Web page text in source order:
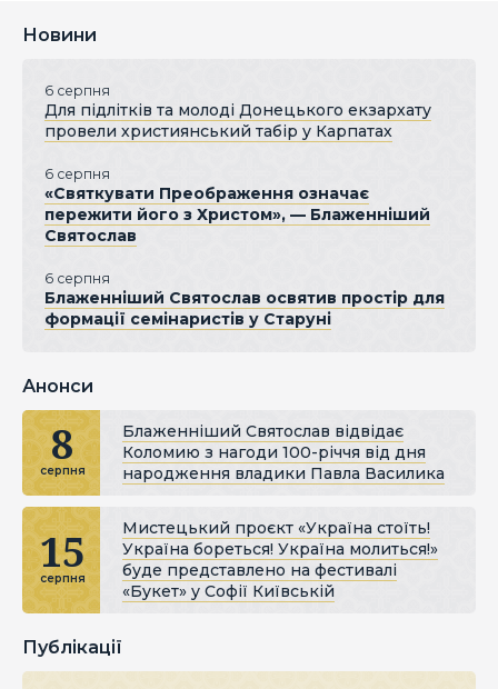
Новини
6 серпня
Для підлітків та молоді Донецького екзархату
провели християнський табір у Карпатах
6 серпня
«Святкувати Преображення означає
пережити його з Христом», — Блаженніший
Святослав
6 серпня
Блаженніший Святослав освятив простір для
формації семінаристів у Старуні
Анонси
8
серпня
Блаженніший Святослав відвідає
Коломию з нагоди 100-річчя від дня
народження владики Павла Василика
15
серпня
Мистецький проєкт «Україна стоїть!
Україна бореться! Україна молиться!»
буде представлено на фестивалі
«Букет» у Софії Київській
Публікації